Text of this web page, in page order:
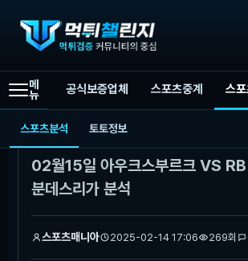
메
뉴
공식보증업체 스포츠중계 스
스포츠분석 토토정보
먹튀챌린지 스포츠분석
02월15일 아우크스부르크 VS RB
분데스리가 분석
스포츠매니아 2025-02-14 17:06 269회
본문